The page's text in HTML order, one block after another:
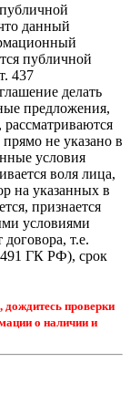
данный
публичной
437
делать
предложения,
не указано в
условия
воля лица,
на указанных в
признается
условиями
т.е.
491 ГК РФ), срок
проверки
о наличии и